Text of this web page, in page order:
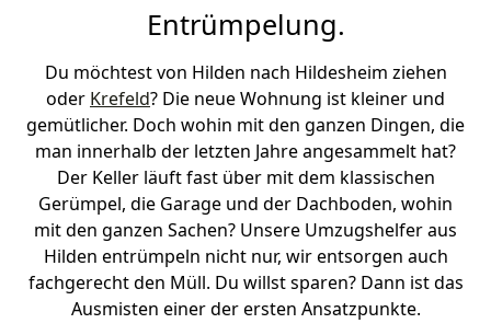
Entrümpelung.
Du möchtest von Hilden nach Hildesheim ziehen
oder Krefeld? Die neue Wohnung ist kleiner und
gemütlicher. Doch wohin mit den ganzen Dingen, die
man innerhalb der letzten Jahre angesammelt hat?
Der Keller läuft fast über mit dem klassischen
Gerümpel, die Garage und der Dachboden, wohin
mit den ganzen Sachen? Unsere Umzugshelfer aus
Hilden entrümpeln nicht nur, wir entsorgen auch
fachgerecht den Müll. Du willst sparen? Dann ist das
Ausmisten einer der ersten Ansatzpunkte.